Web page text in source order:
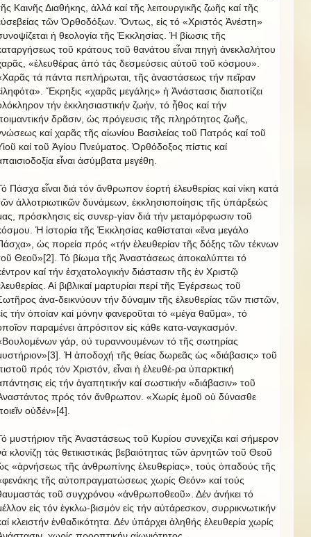
Καινῆς Διαθήκης, ἀλλά καί τῆς λειτουργικῆς ζωῆς καί τῆς
τῶν Ὀρθοδόξων. Ὄντως, εἰς τό «Χριστός Ἀνέστη»
ἡ θεολογία τῆς Ἐκκλησίας. Ἡ βίωσις τῆς
τοῦ κράτους τοῦ θανάτου εἶναι πηγή ἀνεκλαλήτου
«ἐλευθέρας ἀπό τάς δεσμεύσεις αὐτοῦ τοῦ κόσμου».
τά πάντα πεπλήρωται, τῆς ἀναστάσεως τήν πεῖραν
Ἔκρηξις «χαρᾶς μεγάλης» ἡ Ἀνάστασις διαποτίζει
τήν ἐκκλησιαστικήν ζωήν, τό ἦθος καί τήν
δρᾶσιν, ὡς πρόγευσις τῆς πληρότητος ζωῆς,
καί χαρᾶς τῆς αἰωνίου Βασιλείας τοῦ Πατρός καί τοῦ
καί τοῦ Ἁγίου Πνεύματος. Ὀρθόδοξος πίστις καί
εἶναι ἀσύμβατα μεγέθη.
Πάσχα εἶναι διά τόν ἄνθρωπον ἑορτή ἐλευθερίας καί νίκη κατά
ἀλλοτριωτικῶν δυνάμεων, ἐκκλησιοποίησις τῆς ὑπάρξεώς
πρόσκλησις εἰς συνερ-γίαν διά τήν μεταμόρφωσιν τοῦ
Ἡ ἱστορία τῆς Ἐκκλησίας καθίσταται «ἕνα μεγάλο
ὡς πορεία πρός «τήν ἐλευθερίαν τῆς δόξης τῶν τέκνων
Θεοῦ»[2]. Τό βίωμα τῆς Ἀναστάσεως ἀποκαλύπτει τό
καί τήν ἐσχατολογικήν διάστασιν τῆς ἐν Χριστῷ
Αἱ βιβλικαί μαρτυρίαι περί τῆς Ἐγέρσεως τοῦ
ἀνα-δεικνύουν τήν δύναμιν τῆς ἐλευθερίας τῶν πιστῶν,
τήν ὁποίαν καί μόνην φανεροῦται τό «μέγα θαῦμα», τό
παραμένει ἀπρόσιτον εἰς κάθε κατα-ναγκασμόν.
γάρ, οὐ τυραννουμένων τό τῆς σωτηρίας
Ἡ ἀποδοχή τῆς θείας δωρεᾶς ὡς «διάβασις» τοῦ
πρός τόν Χριστόν, εἶναι ἡ ἐλευθέ-ρα ὑπαρκτική
εἰς τήν ἀγαπητικήν καί σωστικήν «διάβασιν» τοῦ
πρός τόν ἄνθρωπον. «Χωρίς ἐμοῦ οὐ δύνασθε
οὐδέν»[4].
μυστήριον τῆς Ἀναστάσεως τοῦ Κυρίου συνεχίζει καί σήμερον
κλονίζῃ τάς θετικιστικάς βεβαιότητας τῶν ἀρνητῶν τοῦ Θεοῦ
«ἀρνήσεως τῆς ἀνθρωπίνης ἐλευθερίας», τούς ὀπαδούς τῆς
τῆς αὐτοπραγματώσεως χωρίς Θεόν» καί τούς
τοῦ συγχρόνου «ἀνθρωποθεοῦ». Δέν ἀνήκει τό
εἰς τόν ἐγκλω-βισμόν εἰς τήν αὐτάρεσκον, συρρικνωτικήν
κλειστήν ἐνθαδικότητα. Δέν ὑπάρχει ἀληθής ἐλευθερία χωρίς